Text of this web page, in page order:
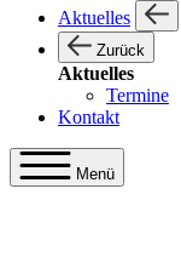
Aktuelles
Zurück
Aktuelles
Termine
Kontakt
Menü